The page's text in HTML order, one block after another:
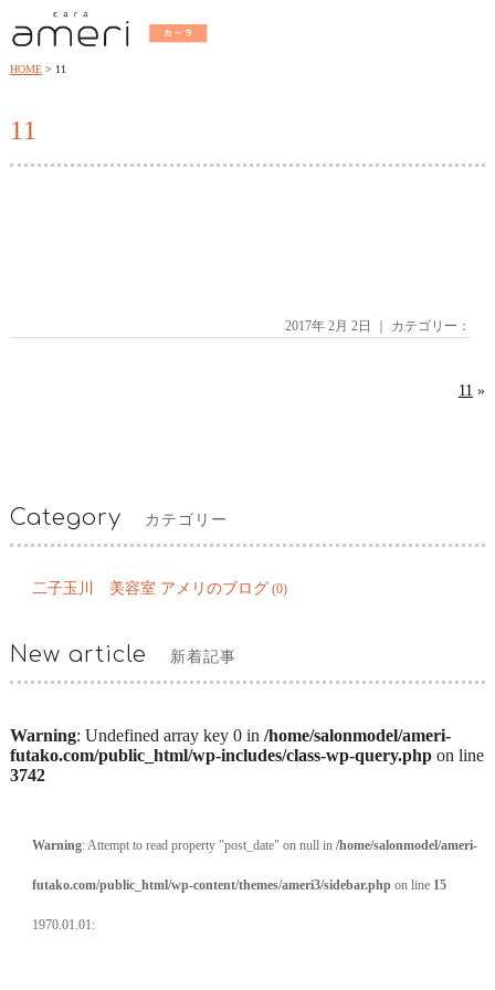
HOME 11
11
2017年 2月 2日 ｜ カテゴリー：
11 »
Category カテゴリー
二子玉川 美容室 アメリのブログ (0)
New article 新着記事
Warning: Undefined array key 0 in /home/salonmodel/ameri-
futako.com/public_html/wp-includes/class-wp-query.phpon line
3742
Warning: Attempt to read property "post_date" on null in /home/salonmodel/ameri-
futako.com/public_html/wp-content/themes/ameri3/sidebar.php on line 15
1970.01.01: